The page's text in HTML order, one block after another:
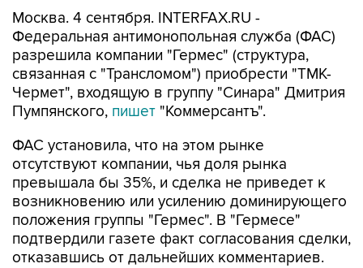
Москва. 4 сентября. INTERFAX.RU -
Федеральная антимонопольная служба (ФАС)
разрешила компании "Гермес" (структура,
связанная с "Трансломом") приобрести "ТМК-
Чермет", входящую в группу "Синара" Дмитрия
Пумпянского, пишет "Коммерсантъ".
ФАС установила, что на этом рынке
отсутствуют компании, чья доля рынка
превышала бы 35%, и сделка не приведет к
возникновению или усилению доминирующего
положения группы "Гермес". В "Гермесе"
подтвердили газете факт согласования сделки,
отказавшись от дальнейших комментариев.